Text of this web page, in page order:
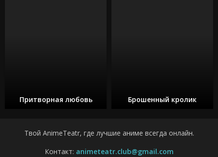
Притворная любовь Брошенный кролик
Твой AnimeTeatr, где лучшие аниме всегда онлайн.
Контакт: animeteatr.club@gmail.com